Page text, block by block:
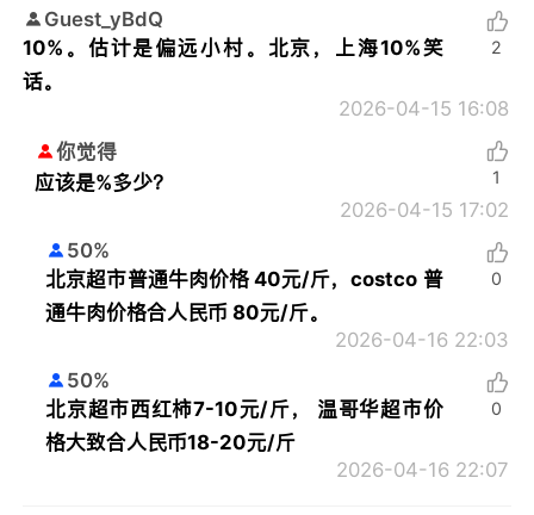
Guest_yBdQ
10%。估计是偏远小村。北京，上海10%笑
话。
2026-04-15 16:08
2
你觉得
应该是%多少？
2026-04-15 17:02
1
50%
北京超市普通牛肉价格 40元/斤，costco 普
通牛肉价格合人民币 80元/斤。
2026-04-16 22:03
0
50%
北京超市西红柿7-10元/斤， 温哥华超市价
格大致合人民币18-20元/斤
2026-04-16 22:07
0